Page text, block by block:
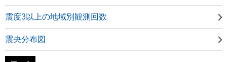
震度3以上の地域別観測回数
震央分布図